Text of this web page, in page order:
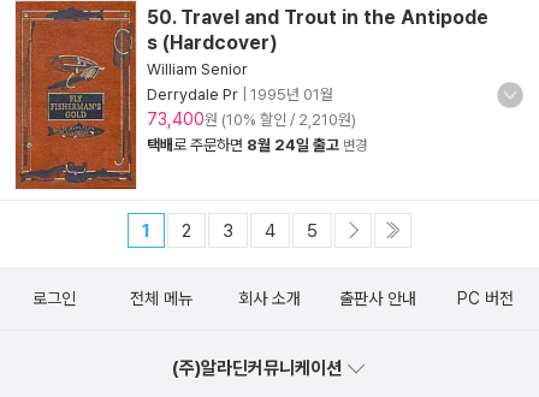
50. Travel and Trout in the Antipode
s (Hardcover)
William Senior
Derrydale Pr
1995년 01월
73,400원 (10% 할인 / 2,210원)
택배로 주문하면 8월 24일 출고 변경
1 2 3 4 5
로그인 전체 메뉴 회사 소개 출판사 안내 PC 버전
(주)알라딘커뮤니케이션